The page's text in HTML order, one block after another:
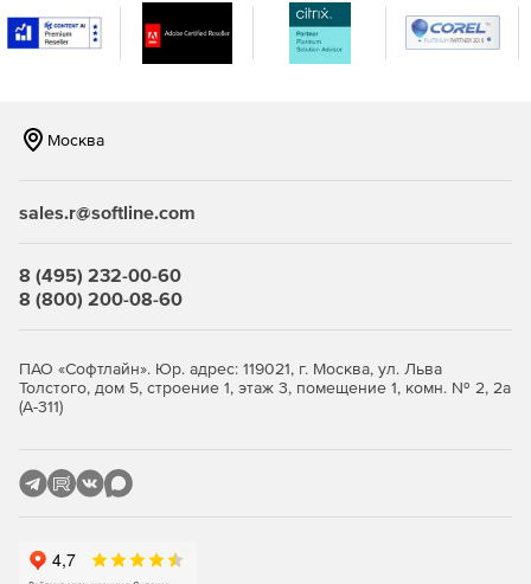
Непрерывный мониторинг уязвимостей
сети
Реагирование на инциденты
Обнаружение угроз
Сетевая IDS (Network-based IDS)
Контроль целостности файлов (FIM)
Москва
sales.r@softline.com
8 (495) 232-00-60
8 (800) 200-08-60
ПАО «Софтлайн». Юр. адрес: 119021, г. Москва, ул. Льва
Толстого, дом 5, строение 1, этаж 3, помещение 1, комн. № 2, 2а
(А-311)